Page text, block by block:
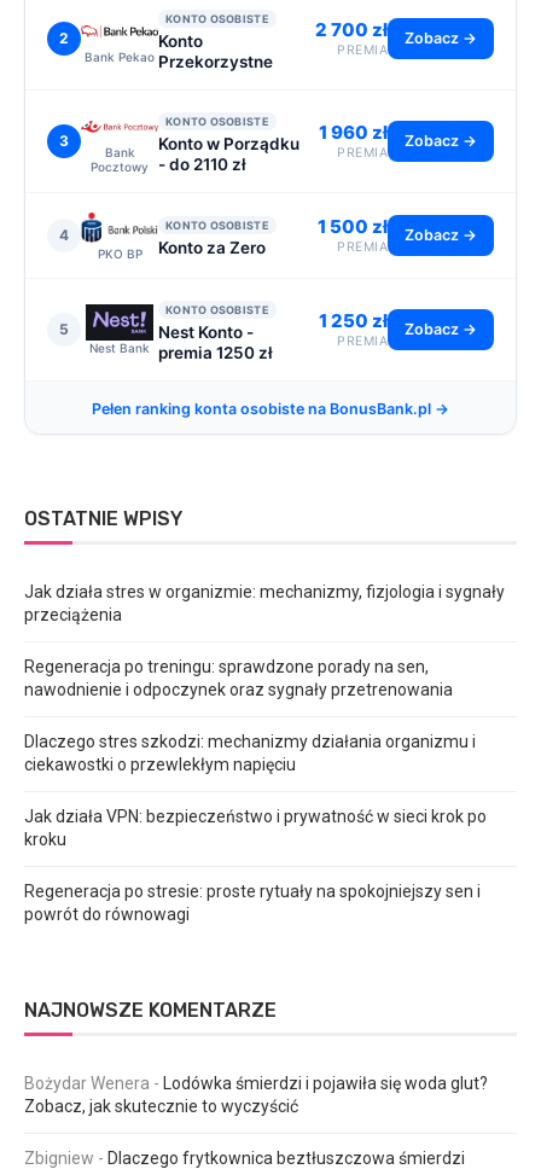
2
Bank Pekao
KONTO OSOBISTE
Konto
Przekorzystne
2 700 zł
PREMIA
Zobacz →
3
Bank
Pocztowy
KONTO OSOBISTE
Konto w Porządku
- do 2110 zł
1 960 zł
PREMIA
Zobacz →
4
PKO BP
KONTO OSOBISTE
Konto za Zero
1 500 zł
PREMIA
Zobacz →
5
Nest Bank
KONTO OSOBISTE
Nest Konto -
premia 1250 zł
1 250 zł
PREMIA
Zobacz →
Pełen ranking konta osobiste na BonusBank.pl →
OSTATNIE WPISY
Jak działa stres w organizmie: mechanizmy, fizjologia i sygnały
przeciążenia
Regeneracja po treningu: sprawdzone porady na sen,
nawodnienie i odpoczynek oraz sygnały przetrenowania
Dlaczego stres szkodzi: mechanizmy działania organizmu i
ciekawostki o przewlekłym napięciu
Jak działa VPN: bezpieczeństwo i prywatność w sieci krok po
kroku
Regeneracja po stresie: proste rytuały na spokojniejszy sen i
powrót do równowagi
NAJNOWSZE KOMENTARZE
Bożydar Wenera -
Lodówka śmierdzi i pojawiła się woda glut?
Zobacz, jak skutecznie to wyczyścić
Zbigniew - Dlaczego frytkownica beztłuszczowa śmierdzi